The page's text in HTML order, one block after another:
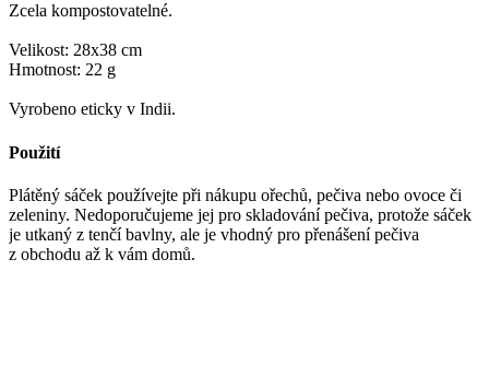
Zcela kompostovatelné.
Velikost: 28x38 cm
Hmotnost: 22 g
Vyrobeno eticky v Indii.
Použití
Plátěný sáček používejte při nákupu ořechů, pečiva nebo ovoce či
zeleniny. Nedoporučujeme jej pro skladování pečiva, protože sáček
je utkaný z tenčí bavlny, ale je vhodný pro přenášení pečiva
z obchodu až k vám domů.